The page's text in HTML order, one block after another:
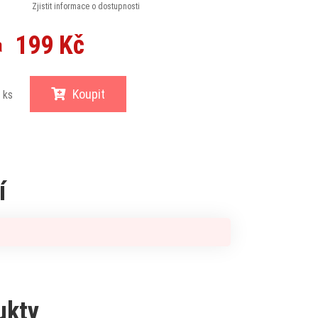
Zjistit informace o dostupnosti
199 Kč
ks Koupit